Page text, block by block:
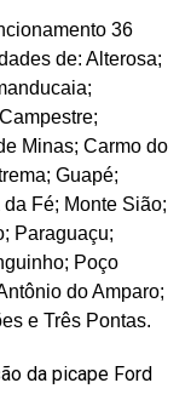
36
de: Alterosa;
Minas; Carmo do
Guapé;
Fé; Monte Sião;
Paraguaçu;
Poço
do Amparo;
e Três Pontas.
da picape Ford